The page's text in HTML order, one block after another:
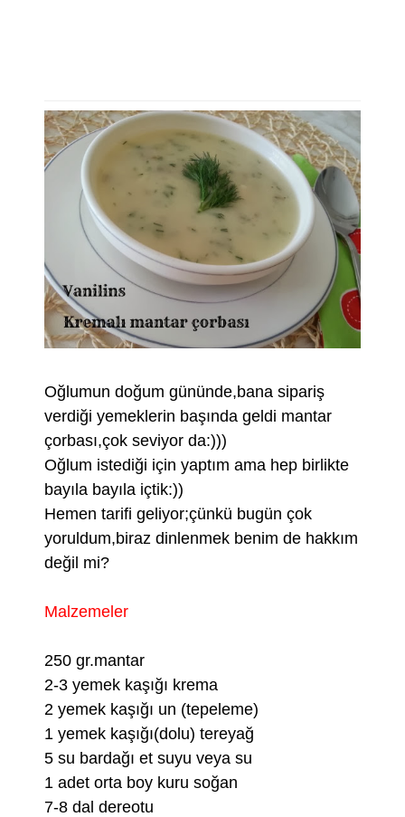
Oğlumun doğum gününde,bana sipariş
verdiği yemeklerin başında geldi mantar
çorbası,çok seviyor da:)))
Oğlum istediği için yaptım ama hep birlikte
bayıla bayıla içtik:))
Hemen tarifi geliyor;çünkü bugün çok
yoruldum,biraz dinlenmek benim de hakkım
değil mi?
Malzemeler
250 gr.mantar
2-3 yemek kaşığı krema
2 yemek kaşığı un (tepeleme)
1 yemek kaşığı(dolu) tereyağ
5 su bardağı et suyu veya su
1 adet orta boy kuru soğan
7-8 dal dereotu